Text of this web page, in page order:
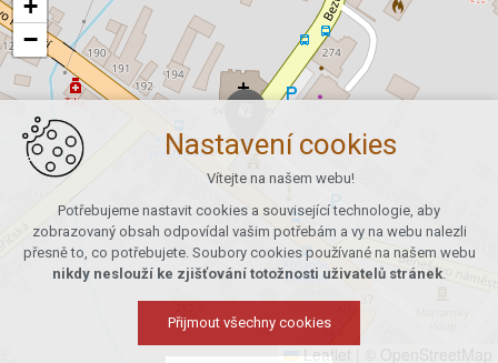
+
−
Leaflet
Nastavení cookies
Vítejte na našem webu!
Potřebujeme nastavit cookies a související technologie, aby
zobrazovaný obsah odpovídal vašim potřebám a vy na webu nalezli
přesně to, co potřebujete. Soubory cookies používané na našem webu
nikdy neslouží ke zjišťování totožnosti uživatelů stránek.
Přijmout všechny cookies